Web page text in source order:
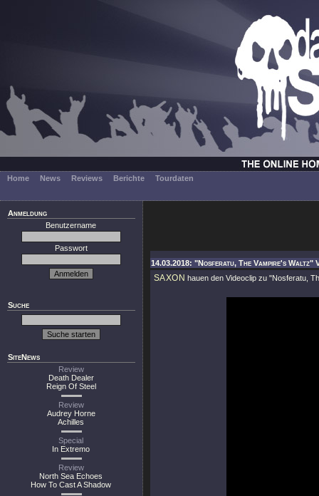
Home News Reviews Berichte Tourdaten
Anmeldung
Benutzername
Passwort
Suche
SiteNews
Review
Death Dealer
Reign Of Steel
Review
Audrey Horne
Achilles
Special
In Extremo
Review
North Sea Echoes
How To Cast A Shadow
14.03.2018: "Nosferatu, The Vampire's Waltz"
SAXON hauen den Videoclip zu"Nosferatu,